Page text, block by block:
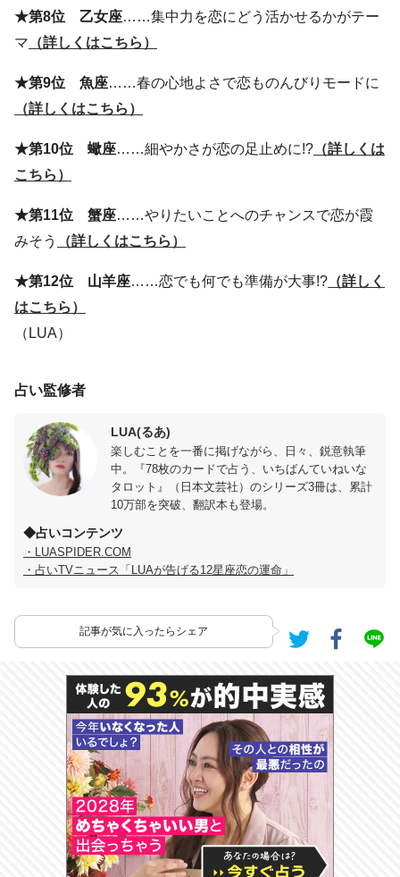
★第8位 乙女座……集中力を恋にどう活かせるかがテー
マ （詳しくはこちら）
★第9位 魚座……春の心地よさで恋ものんびりモードに
（詳しくはこちら）
★第10位 蠍座……細やかさが恋の足止めに!? （詳しくは
こちら）
★第11位 蟹座……やりたいことへのチャンスで恋が霞
みそう
（詳しくはこちら）
★第12位 山羊座……恋でも何でも準備が大事!? （詳しく
はこちら）
（LUA）
占い監修者
LUA(るあ)
楽しむことを一番に掲げながら、日々、鋭意執筆
中。『78枚のカードで占う、いちばんていねいな
タロット』（日本文芸社）のシリーズ3冊は、累計
10万部を突破、翻訳本も登場。
◆占いコンテンツ
・LUASPIDER.COM
・占いTVニュース「LUAが告げる12星座恋の運命」
記事が気に入ったらシェア